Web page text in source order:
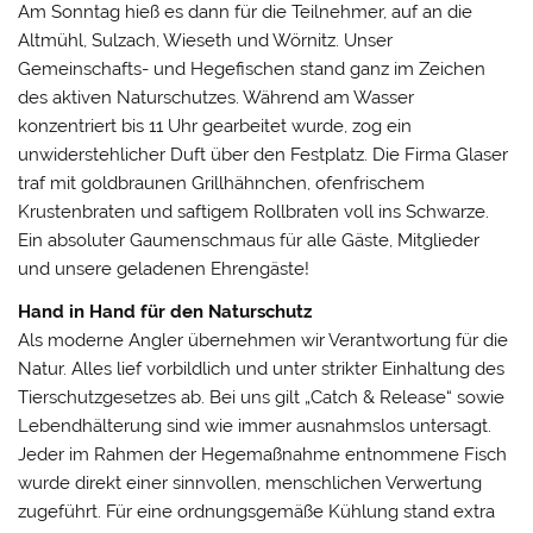
Am Sonntag hieß es dann für die Teilnehmer, auf an die
Altmühl, Sulzach, Wieseth und Wörnitz. Unser
Gemeinschafts- und Hegefischen stand ganz im Zeichen
des aktiven Naturschutzes. Während am Wasser
konzentriert bis 11 Uhr gearbeitet wurde, zog ein
unwiderstehlicher Duft über den Festplatz. Die Firma Glaser
traf mit goldbraunen Grillhähnchen, ofenfrischem
Krustenbraten und saftigem Rollbraten voll ins Schwarze.
Ein absoluter Gaumenschmaus für alle Gäste, Mitglieder
und unsere geladenen Ehrengäste!
Hand in Hand für den Naturschutz
Als moderne Angler übernehmen wir Verantwortung für die
Natur. Alles lief vorbildlich und unter strikter Einhaltung des
Tierschutzgesetzes ab. Bei uns gilt „Catch & Release“ sowie
Lebendhälterung sind wie immer ausnahmslos untersagt.
Jeder im Rahmen der Hegemaßnahme entnommene Fisch
wurde direkt einer sinnvollen, menschlichen Verwertung
zugeführt. Für eine ordnungsgemäße Kühlung stand extra